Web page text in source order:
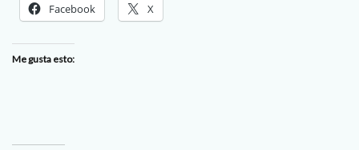
Facebook X
Me gusta esto: